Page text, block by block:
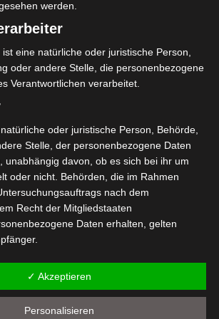
Sahel
de Sousse (Olympiastadion Sousse)
(ST)
0 1
Club Athlétique Bizertin
(CAB)
0 0 Espoir Sportif de
Hammam Sousse
(ESHS)
A
Sportive de
(EST)
Sportive du Sahel
(ESS)
Sportive de
werden.
eine natürliche oder juristische Person,
oder andere Stelle, die personenbezogene
Verantwortlichen verarbeitet.
oder juristische Person, Behörde,
Stelle, der personenbezogene Daten
unabhängig davon, ob es sich bei ihr um
oder nicht. Behörden, die im Rahmen
nach dem
Recht der Mitgliedstaaten
Daten erhalten, gelten
oder juristische Person, Behörde,
✓ Akzeptieren
Personalisieren